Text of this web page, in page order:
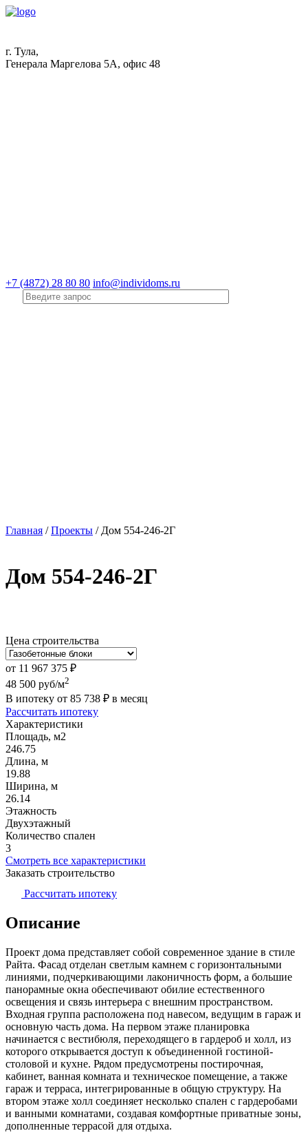
г. Тула,
Генерала Маргелова 5А, офис 48
+7 (4872) 28 80 80 info@individoms.ru
Главная /Проекты / Дом 554-246-2Г
Дом 554-246-2Г
Цена строительства
от 11 967 375 ₽
48 500 руб/м2
В ипотеку от 85 738 ₽ в месяц
Рассчитать ипотеку
Характеристики
Площадь, м2
246.75
Длина, м
19.88
Ширина, м
26.14
Этажность
Двухэтажный
Количество спален
3
Смотреть все характеристики
Заказать строительство
Рассчитать ипотеку
Описание
Проект дома представляет собой современное здание в стиле
Райта. Фасад отделан светлым камнем с горизонтальными
линиями, подчеркивающими лаконичность форм, а большие
панорамные окна обеспечивают обилие естественного
освещения и связь интерьера с внешним пространством.
Входная группа расположена под навесом, ведущим в гараж и
основную часть дома. На первом этаже планировка
начинается с вестибюля, переходящего в гардероб и холл, из
которого открывается доступ к объединенной гостиной-
столовой и кухне. Рядом предусмотрены постирочная,
кабинет, ванная комната и техническое помещение, а также
гараж и терраса, интегрированные в общую структуру. На
втором этаже холл соединяет несколько спален с гардеробами
и ванными комнатами, создавая комфортные приватные зоны,
дополненные террасой для отдыха.